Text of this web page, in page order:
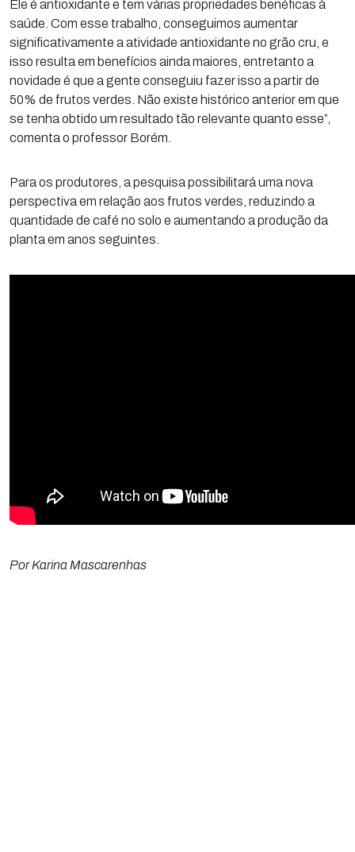
Ele é antioxidante e tem várias propriedades benéficas à
saúde. Com esse trabalho, conseguimos aumentar
significativamente a atividade antioxidante no grão cru, e
isso resulta em benefícios ainda maiores, entretanto a
novidade é que a gente conseguiu fazer isso a partir de
50% de frutos verdes. Não existe histórico anterior em que
se tenha obtido um resultado tão relevante quanto esse”,
comenta o professor Borém.
Para os produtores, a pesquisa possibilitará uma nova
perspectiva em relação aos frutos verdes, reduzindo a
quantidade de café no solo e aumentando a produção da
planta em anos seguintes.
Por Karina Mascarenhas